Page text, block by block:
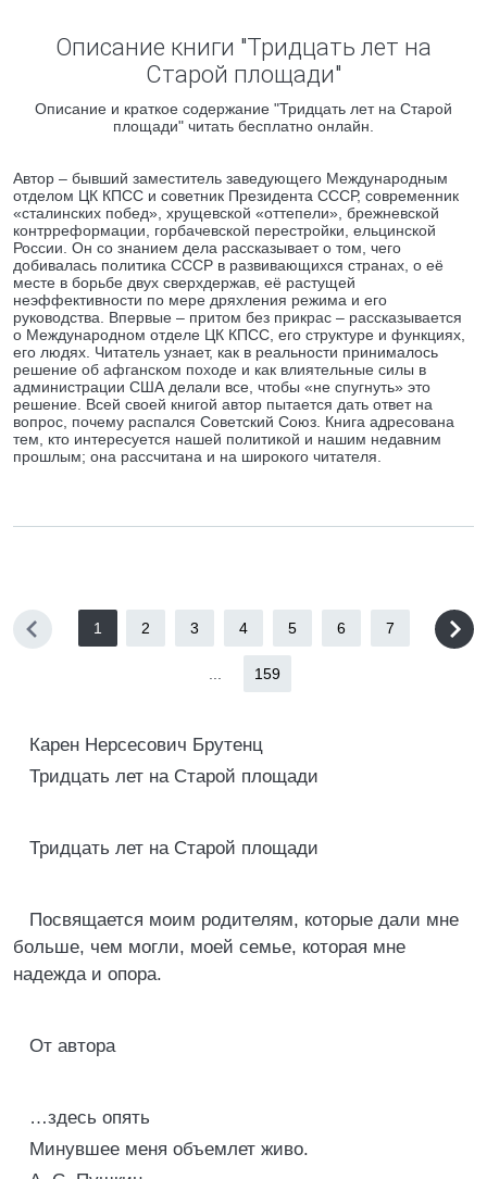
Описание книги "Тридцать лет на
Cтарой площади"
Описание и краткое содержание "Тридцать лет на Cтарой
площади" читать бесплатно онлайн.
Автор – бывший заместитель заведующего Международным
отделом ЦК КПСС и советник Президента СССР, современник
«сталинских побед», хрущевской «оттепели», брежневской
контрреформации, горбачевской перестройки, ельцинской
России. Он со знанием дела рассказывает о том, чего
добивалась политика СССР в развивающихся странах, о её
месте в борьбе двух сверхдержав, её растущей
неэффективности по мере дряхления режима и его
руководства. Впервые – притом без прикрас – рассказывается
о Международном отделе ЦК КПСС, его структуре и функциях,
его людях. Читатель узнает, как в реальности принималось
решение об афганском походе и как влиятельные силы в
администрации США делали все, чтобы «не спугнуть» это
решение. Всей своей книгой автор пытается дать ответ на
вопрос, почему распался Советский Союз. Книга адресована
тем, кто интересуется нашей политикой и нашим недавним
прошлым; она рассчитана и на широкого читателя.
1 2 3 4 5 6 7
159
Карен Нерсесович Брутенц
Тридцать лет на Старой площади
Тридцать лет на Старой площади
Посвящается моим родителям, которые дали мне
больше, чем могли, моей семье, которая мне
надежда и опора.
От автора
…здесь опять
Минувшее меня объемлет живо.